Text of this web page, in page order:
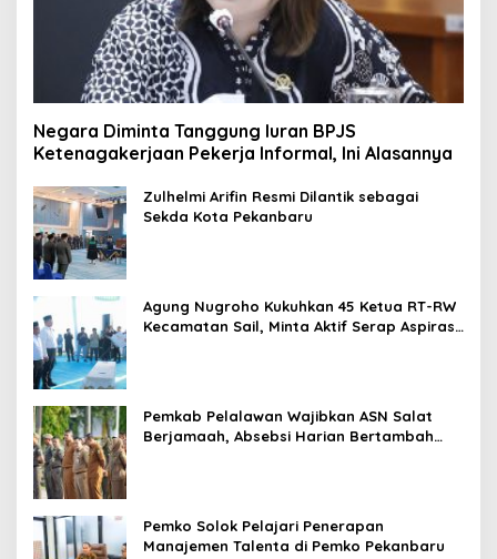
Negara Diminta Tanggung Iuran BPJS
Ketenagakerjaan Pekerja Informal, Ini Alasannya
Zulhelmi Arifin Resmi Dilantik sebagai
Sekda Kota Pekanbaru
Agung Nugroho Kukuhkan 45 Ketua RT-RW
Kecamatan Sail, Minta Aktif Serap Aspirasi
Pemkab Pelalawan Wajibkan ASN Salat
Berjamaah, Absebsi Harian Bertambah
Pemko Solok Pelajari Penerapan
Manajemen Talenta di Pemko Pekanbaru